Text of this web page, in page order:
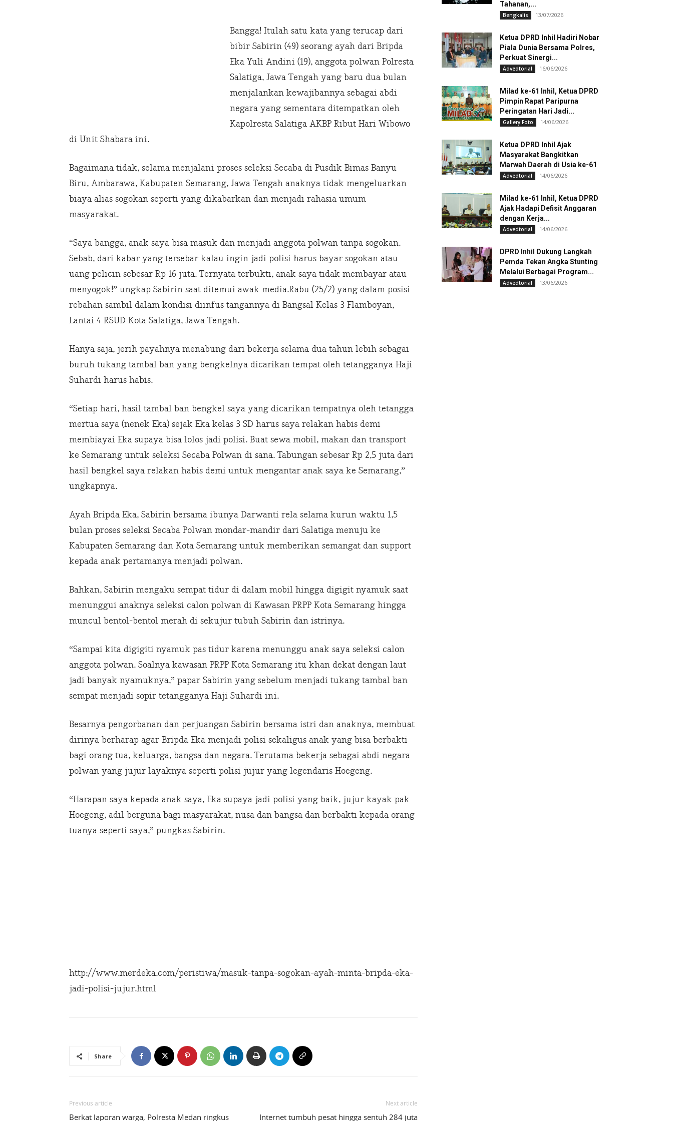
Bangga! Itulah satu kata yang terucap dari
bibir Sabirin (49) seorang ayah dari Bripda
Eka Yuli Andini (19), anggota polwan Polresta
Salatiga, Jawa Tengah yang baru dua bulan
menjalankan kewajibannya sebagai abdi
negara yang sementara ditempatkan oleh
Kapolresta Salatiga AKBP Ribut Hari Wibowo
di Unit Shabara ini.
Bagaimana tidak, selama menjalani proses seleksi Secaba di Pusdik Bimas Banyu
Biru, Ambarawa, Kabupaten Semarang, Jawa Tengah anaknya tidak mengeluarkan
biaya alias sogokan seperti yang dikabarkan dan menjadi rahasia umum
masyarakat.
“Saya bangga, anak saya bisa masuk dan menjadi anggota polwan tanpa sogokan.
Sebab, dari kabar yang tersebar kalau ingin jadi polisi harus bayar sogokan atau
uang pelicin sebesar Rp 16 juta. Ternyata terbukti, anak saya tidak membayar atau
menyogok!” ungkap Sabirin saat ditemui awak media.Rabu (25/2) yang dalam posisi
rebahan sambil dalam kondisi diinfus tangannya di Bangsal Kelas 3 Flamboyan,
Lantai 4 RSUD Kota Salatiga, Jawa Tengah.
Hanya saja, jerih payahnya menabung dari bekerja selama dua tahun lebih sebagai
buruh tukang tambal ban yang bengkelnya dicarikan tempat oleh tetangganya Haji
Suhardi harus habis.
“Setiap hari, hasil tambal ban bengkel saya yang dicarikan tempatnya oleh tetangga
mertua saya (nenek Eka) sejak Eka kelas 3 SD harus saya relakan habis demi
membiayai Eka supaya bisa lolos jadi polisi. Buat sewa mobil, makan dan transport
ke Semarang untuk seleksi Secaba Polwan di sana. Tabungan sebesar Rp 2,5 juta dari
hasil bengkel saya relakan habis demi untuk mengantar anak saya ke Semarang,”
ungkapnya.
Ayah Bripda Eka, Sabirin bersama ibunya Darwanti rela selama kurun waktu 1,5
bulan proses seleksi Secaba Polwan mondar-mandir dari Salatiga menuju ke
Kabupaten Semarang dan Kota Semarang untuk memberikan semangat dan support
kepada anak pertamanya menjadi polwan.
Bahkan, Sabirin mengaku sempat tidur di dalam mobil hingga digigit nyamuk saat
menunggui anaknya seleksi calon polwan di Kawasan PRPP Kota Semarang hingga
muncul bentol-bentol merah di sekujur tubuh Sabirin dan istrinya.
“Sampai kita digigiti nyamuk pas tidur karena menunggu anak saya seleksi calon
anggota polwan. Soalnya kawasan PRPP Kota Semarang itu khan dekat dengan laut
jadi banyak nyamuknya,” papar Sabirin yang sebelum menjadi tukang tambal ban
sempat menjadi sopir tetangganya Haji Suhardi ini.
Besarnya pengorbanan dan perjuangan Sabirin bersama istri dan anaknya, membuat
dirinya berharap agar Bripda Eka menjadi polisi sekaligus anak yang bisa berbakti
bagi orang tua, keluarga, bangsa dan negara. Terutama bekerja sebagai abdi negara
polwan yang jujur layaknya seperti polisi jujur yang legendaris Hoegeng.
“Harapan saya kepada anak saya, Eka supaya jadi polisi yang baik, jujur kayak pak
Hoegeng, adil berguna bagi masyarakat, nusa dan bangsa dan berbakti kepada orang
tuanya seperti saya,” pungkas Sabirin.
http://www.merdeka.com/peristiwa/masuk-tanpa-sogokan-ayah-minta-bripda-eka-
jadi-polisi-jujur.html
Share
Previous article
Berkat laporan warga, Polresta Medan ringkus
Next article
Internet tumbuh pesat hingga sentuh 284 juta
Tahanan,...
Bengkalis 13/07/2026
Ketua DPRD Inhil Hadiri Nobar
Piala Dunia Bersama Polres,
Perkuat Sinergi...
Advedtorial 16/06/2026
Milad ke-61 Inhil, Ketua DPRD
Pimpin Rapat Paripurna
Peringatan Hari Jadi...
Gallery Foto 14/06/2026
Ketua DPRD Inhil Ajak
Masyarakat Bangkitkan
Marwah Daerah di Usia ke-61
Advedtorial 14/06/2026
Milad ke-61 Inhil, Ketua DPRD
Ajak Hadapi Defisit Anggaran
dengan Kerja...
Advedtorial 14/06/2026
DPRD Inhil Dukung Langkah
Pemda Tekan Angka Stunting
Melalui Berbagai Program...
Advedtorial 13/06/2026